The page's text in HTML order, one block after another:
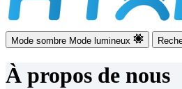
Mode sombre Mode lumineux
À propos de nous